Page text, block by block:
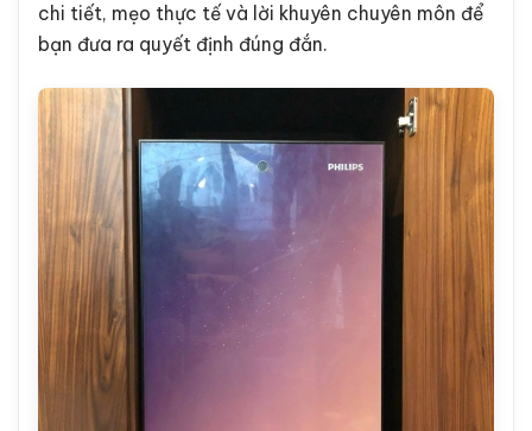
chi tiết, mẹo thực tế và lời khuyên chuyên môn để
bạn đưa ra quyết định đúng đắn.